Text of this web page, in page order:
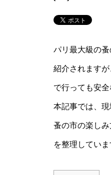
パリ最大級の
紹介されます
で行っても安
本記事では、
蚤の市の楽し
を整理してい